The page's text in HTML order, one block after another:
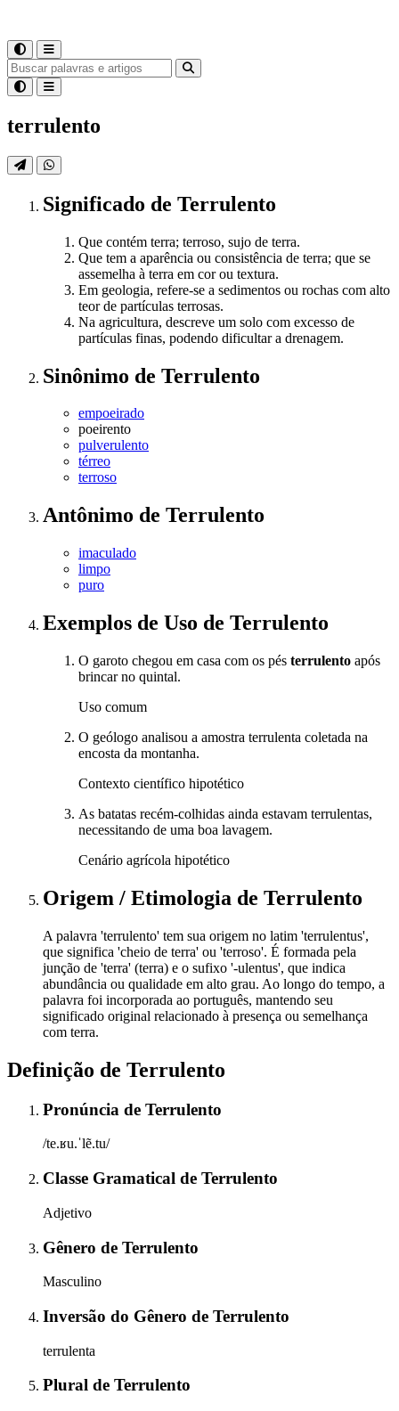
terrulento
Significado de Terrulento
Que contém terra; terroso, sujo de terra.
Que tem a aparência ou consistência de terra; que se
assemelha à terra em cor ou textura.
Em geologia, refere-se a sedimentos ou rochas com alto
teor de partículas terrosas.
Na agricultura, descreve um solo com excesso de
partículas finas, podendo dificultar a drenagem.
Sinônimo de Terrulento
empoeirado
poeirento
pulverulento
térreo
terroso
Antônimo de Terrulento
imaculado
limpo
puro
Exemplos de Uso de Terrulento
O garoto chegou em casa com os pés terrulento após
brincar no quintal.
Uso comum
O geólogo analisou a amostra terrulenta coletada na
encosta da montanha.
Contexto científico hipotético
As batatas recém-colhidas ainda estavam terrulentas,
necessitando de uma boa lavagem.
Cenário agrícola hipotético
Origem / Etimologia de Terrulento
A palavra 'terrulento' tem sua origem no latim 'terrulentus',
que significa 'cheio de terra' ou 'terroso'. É formada pela
junção de 'terra' (terra) e o sufixo '-ulentus', que indica
abundância ou qualidade em alto grau. Ao longo do tempo, a
palavra foi incorporada ao português, mantendo seu
significado original relacionado à presença ou semelhança
com terra.
Definição de Terrulento
Pronúncia de Terrulento
/te.ʁu.ˈlẽ.tu/
Classe Gramatical de Terrulento
Adjetivo
Gênero de Terrulento
Masculino
Inversão do Gênero de Terrulento
terrulenta
Plural de Terrulento